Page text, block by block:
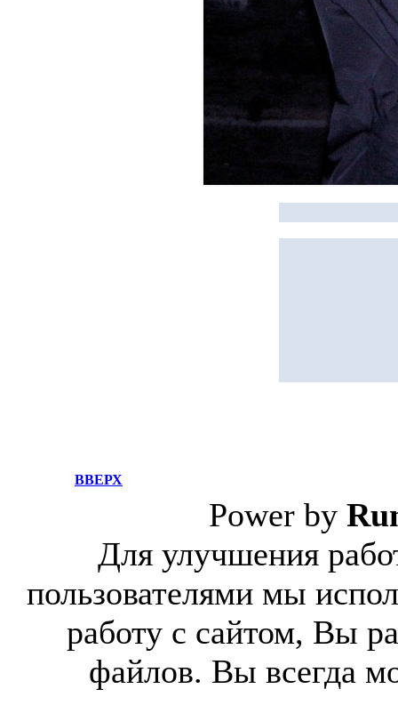
ВВЕРХ
Power by
Для улучшения
пользователями мы
работу с сайтом, Вы
файлов. Вы всегда